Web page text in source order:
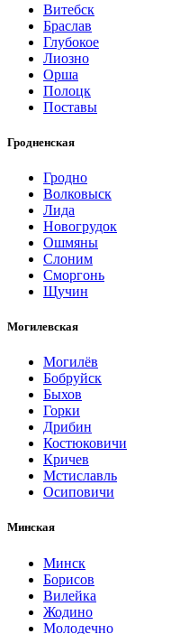
Витебск
Браслав
Глубокое
Лиозно
Орша
Полоцк
Поставы
Гродненская
Гродно
Волковыск
Лида
Новогрудок
Ошмяны
Слоним
Сморгонь
Щучин
Могилевская
Могилёв
Бобруйск
Быхов
Горки
Дрибин
Костюковичи
Кричев
Мстиславль
Осиповичи
Минская
Минск
Борисов
Вилейка
Жодино
Молодечно